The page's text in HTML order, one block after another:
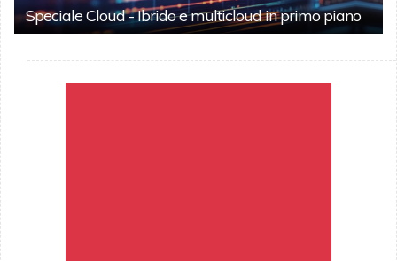
Speciale Cloud - Ibrido e multicloud in primo piano